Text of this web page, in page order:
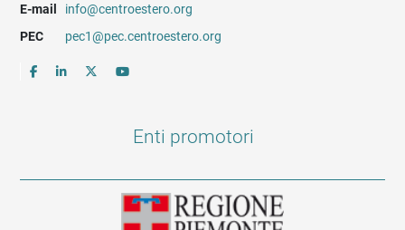
E-mail
info@centroestero.org
PEC
pec1@pec.centroestero.org
Enti promotori